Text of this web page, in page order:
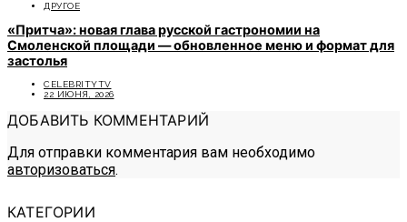
ДРУГОЕ
«Притча»: новая глава русской гастрономии на
Смоленской площади — обновленное меню и формат для
застолья
CELEBRITYTV
22 ИЮНЯ, 2026
ДОБАВИТЬ КОММЕНТАРИЙ
Для отправки комментария вам необходимо
авторизоваться.
КАТЕГОРИИ